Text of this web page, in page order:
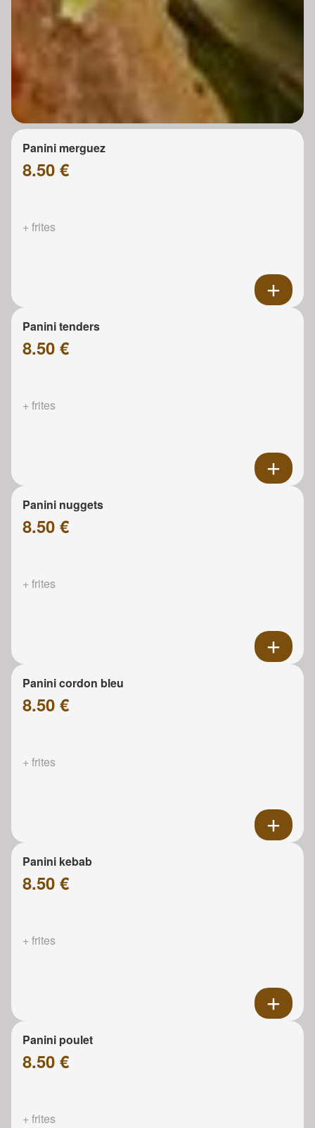
Panini merguez
8.50 €
+ frites
Panini tenders
8.50 €
+ frites
Panini nuggets
8.50 €
+ frites
Panini cordon bleu
8.50 €
+ frites
Panini kebab
8.50 €
+ frites
Panini poulet
8.50 €
+ frites